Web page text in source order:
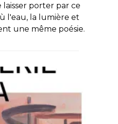
laisser porter par ce
l'eau, la lumière et
une même poésie.